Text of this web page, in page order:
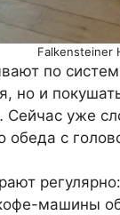
Falkensteiner
по
но и
уже
обеда с
машины